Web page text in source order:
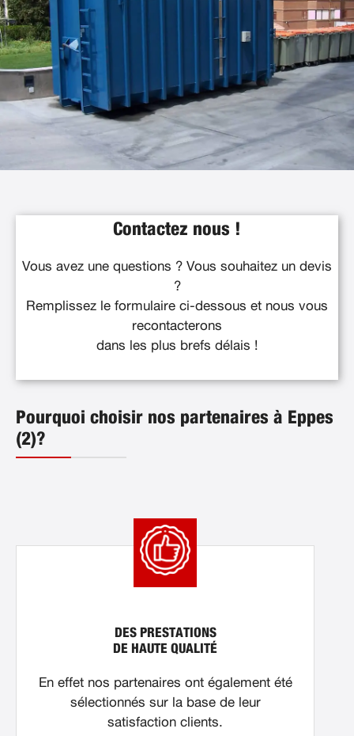
Contactez nous !
Vous avez une questions ? Vous souhaitez un devis
?
Remplissez le formulaire ci-dessous et nous vous
recontacterons
dans les plus brefs délais !
Pourquoi choisir nos partenaires à Eppes
(2)?
DES PRESTATIONS
DE HAUTE QUALITÉ
En effet nos partenaires ont également été
sélectionnés sur la base de leur
satisfaction clients.